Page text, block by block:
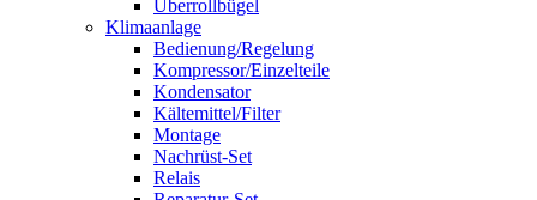
Überrollbügel
Klimaanlage
Bedienung/Regelung
Kompressor/Einzelteile
Kondensator
Kältemittel/Filter
Montage
Nachrüst-Set
Relais